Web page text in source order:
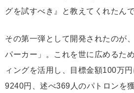
グを試すべき』と教えてくれたんで
その第一弾として開発されたのが
パーカー」。これを世に広めるた
ィングを活用し、目標金額100万
9240円、述べ369人のパトロンを